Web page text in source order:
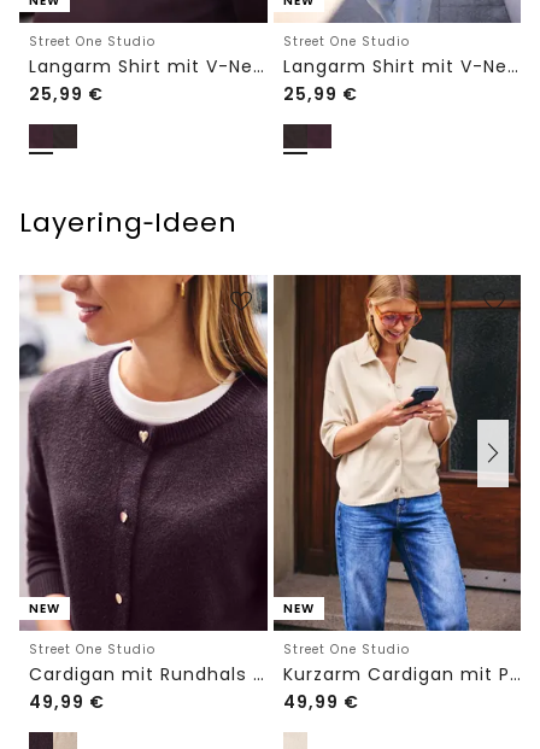
Street One Studio
Langarm Shirt mit V-Neck und Spitze
25,99 €
Street One Studio
Langarm Shirt mit V-Neck und Spitze
25,99 €
Layering‑Ideen
NEW
Street One Studio
Cardigan mit Rundhals und Knöpfen
49,99 €
NEW
Street One Studio
Kurzarm Cardigan mit Polokragen
49,99 €